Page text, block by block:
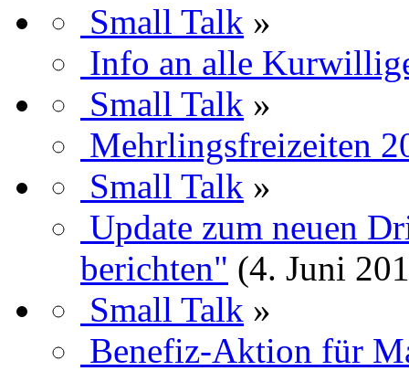
Small Talk »
Info an alle
Small Talk »
Mehrlingsfreizeiten
Small Talk »
Update zum neuen
berichten" (4. Juni
Small Talk »
Benefiz-Aktion für